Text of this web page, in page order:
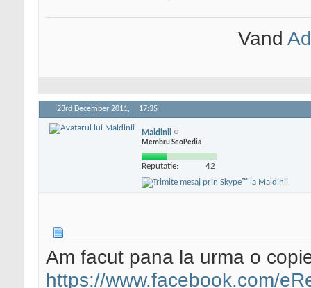
Vand
23rd December 2011, 17:35
Maldinii
Membru SeoPedia
Reputatie: 42
Am facut pana la urma o
https://www.facebook.com/